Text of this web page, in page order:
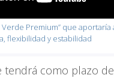
Verde Premium” que aportaría
flexibilidad y estabilidad
tendrá como plazo